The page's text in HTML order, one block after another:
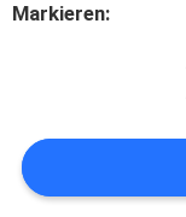
UNS
IN
Markieren: